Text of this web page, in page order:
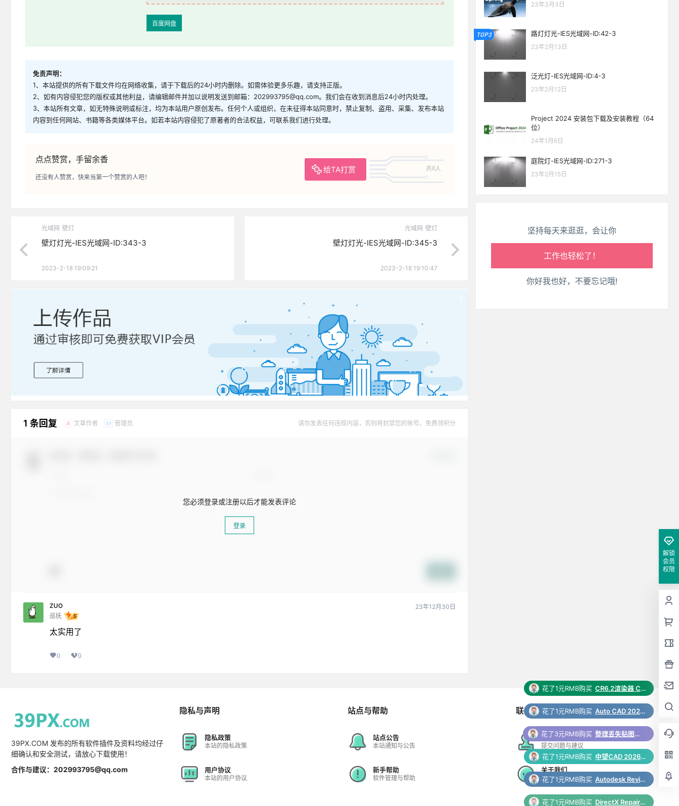
百度网盘
免责声明：
1、本站提供的所有下载文件均在网络收集，请于下载后的24小时内删除。如需体验更多乐趣，请支持正版。
2、如有内容侵犯您的版权或其他利益，请编辑邮件并加以说明发送到邮箱：202993795@qq.com。我们会在收到消息后24小时内处理。
3、本站所有文章，如无特殊说明或标注，均为本站用户原创发布。任何个人或组织，在未征得本站同意时，禁止复制、盗用、采集、发布本站
内容到任何网站、书籍等各类媒体平台。如若本站内容侵犯了原著者的合法权益，可联系我们进行处理。
点点赞赏，手留余香
给TA打赏 共0人
还没有人赞赏，快来当第一个赞赏的人吧！
光域网 壁灯
壁灯灯光-IES光域网-ID:343-3
2023-2-18 19:09:21
光域网 壁灯
壁灯灯光-IES光域网-ID:345-3
2023-2-18 19:10:47
1 条回复 A 文章作者 M 管理员 请勿发表任何违规内容，否则将封禁您的账号。免费领积分
您必须登录或注册以后才能发表评论
登录
ZUO
巡抚
23年12月30日
太实用了
0 0
23年3月3日
TOP3 路灯灯光-IES光域网-ID:42-3
23年2月13日
泛光灯-IES光域网-ID:4-3
23年2月12日
Project 2024 安装包下载及安装教程（64
位）
24年1月6日
庭院灯-IES光域网-ID:271-3
23年2月15日
坚持每天来逛逛，会让你
走路也有劲了！
腰也不酸了！
工作也轻松了！
你好我也好，不要忘记哦!
解锁
会员
权限
39PX.COM 发布的所有软件插件及资料均经过仔
细确认和安全测试，请放心下载使用！
合作与建议：202993795@qq.com
隐私与声明
隐私政策
本站的隐私政策
用户协议
本站的用户协议
站点与帮助
站点公告
本站通知与公告
新手帮助
软件管理与帮助
联系与合作
在线工单
提交问题与建议
关于我们
更多支持与合作
花了1元RMB购买 Auto CAD 2024 中文64位破解版+安装教程+Win8/10/11版下载
花了3元RMB购买 整理丢失贴图脚本 3Dmax脚本下载
花了1元RMB购买
花了1元RMB购买 Autodesk Revit 2025正式版下载(破解版+注册机)含安装教程
花了1元RMB购买 DirectX Repair v4.3.0.20888 全能系统运行库修复工具
花了10积分购买 演示夏行楷